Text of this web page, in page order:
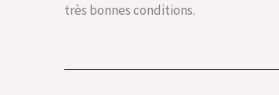
très bonnes conditions.